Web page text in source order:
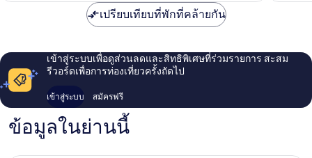
เปรียบเทียบที่พักที่คล้ายกัน
เข้าสู่ระบบเพื่อดูส่วนลดและสิทธิพิเศษที่ร่วมรายการ สะสม
รีวอร์ดเพื่อการท่องเที่ยวครั้งถัดไป
เข้าสู่ระบบ สมัครฟรี
ข้อมูลในย่านนี้